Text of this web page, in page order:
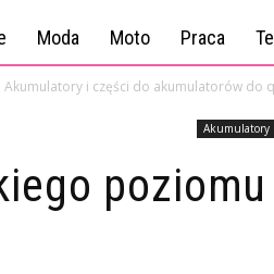
Moda Moto Praca
Akumulatory i części do akumulatorów do
Akumulatory